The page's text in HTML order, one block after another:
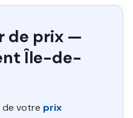
de prix —
Île-de-
de votre prix